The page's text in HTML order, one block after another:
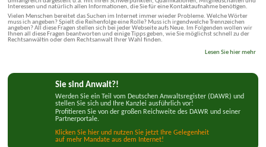
Interessen und natürlich allen Informationen, die Sie für eine Kontaktaufnahme benötigen.
Vielen Menschen bereitet das Suchen im Internet immer wieder Probleme. Welche Wörter
muss ich angeben? Spielt die Reihenfolge eine Rolle? Muss ich irgendwelche Trennzeichen
angeben? All diese Fragen stellen sich bei jeder Webseite aufs Neue. Im Folgenden wollen wir
Ihnen all diese Fragen beantworten und einige Tipps geben, wie Sie möglichst schnell zu der
Rechtsanwältin oder dem Rechtsanwalt Ihrer Wahl finden.
Lesen Sie hier mehr
Sie sind Anwalt?!
Werden Sie ein Teil vom Deutschen Anwaltsregister (DAWR) und
stellen Sie sich und Ihre Kanzlei ausführlich vor!
Profitieren Sie von der großen Reichweite des DAWR und seiner
Partnerportale.
Klicken Sie hier und nutzen Sie jetzt Ihre Gelegenheit
auf mehr Mandate aus dem Internet!